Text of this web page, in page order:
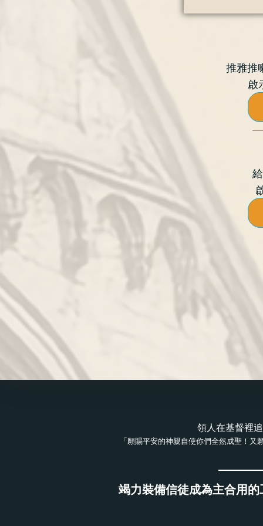
推雅推
啟
領人在基督裡
「願賜平安的神親自使你們全然成聖！
竭力裝備信徒成為主合用